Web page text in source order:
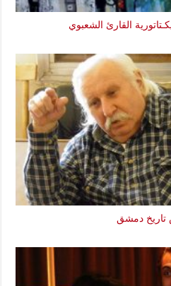
القارئ الشعبوي
دمشق